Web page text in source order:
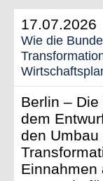
17.07.2026
Wie die
Berlin –
dem
den
Einnahmen